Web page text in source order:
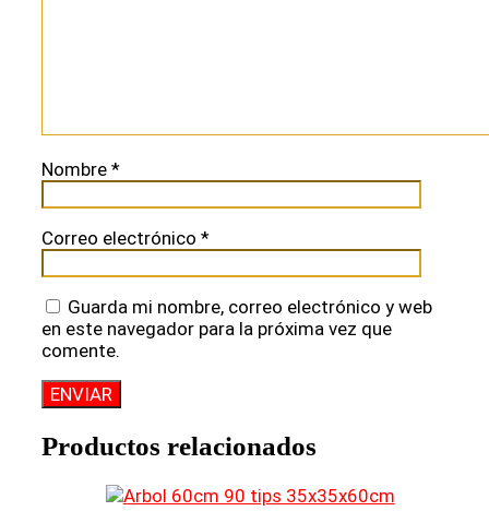
Nombre *
Correo electrónico *
Guarda mi nombre, correo electrónico y web
en este navegador para la próxima vez que
comente.
Productos relacionados